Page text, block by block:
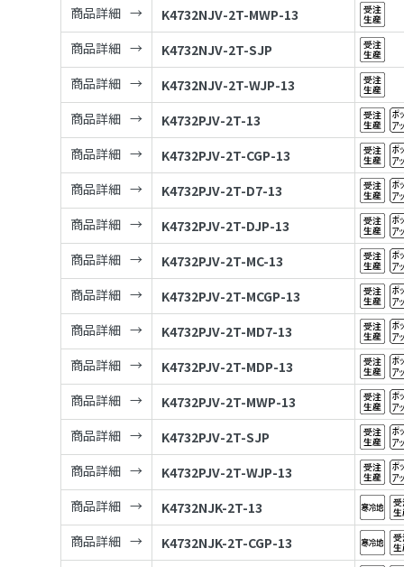
商品詳細
K4732NJV-2T-MWP-13
商品詳細
K4732NJV-2T-SJP
商品詳細
K4732NJV-2T-WJP-13
商品詳細
K4732PJV-2T-13
商品詳細
K4732PJV-2T-CGP-13
商品詳細
K4732PJV-2T-D7-13
商品詳細
K4732PJV-2T-DJP-13
商品詳細
K4732PJV-2T-MC-13
商品詳細
K4732PJV-2T-MCGP-13
商品詳細
K4732PJV-2T-MD7-13
商品詳細
K4732PJV-2T-MDP-13
商品詳細
K4732PJV-2T-MWP-13
商品詳細
K4732PJV-2T-SJP
商品詳細
K4732PJV-2T-WJP-13
商品詳細
K4732NJK-2T-13
商品詳細
K4732NJK-2T-CGP-13